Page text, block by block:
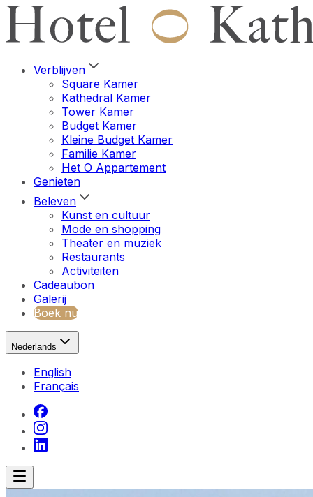
Verblijven
Square Kamer
Kathedral Kamer
Tower Kamer
Budget Kamer
Kleine Budget Kamer
Familie Kamer
Het O Appartement
Genieten
Beleven
Kunst en cultuur
Mode en shopping
Theater en muziek
Restaurants
Activiteiten
Cadeaubon
Galerij
Boek nu
Nederlands
English
Français